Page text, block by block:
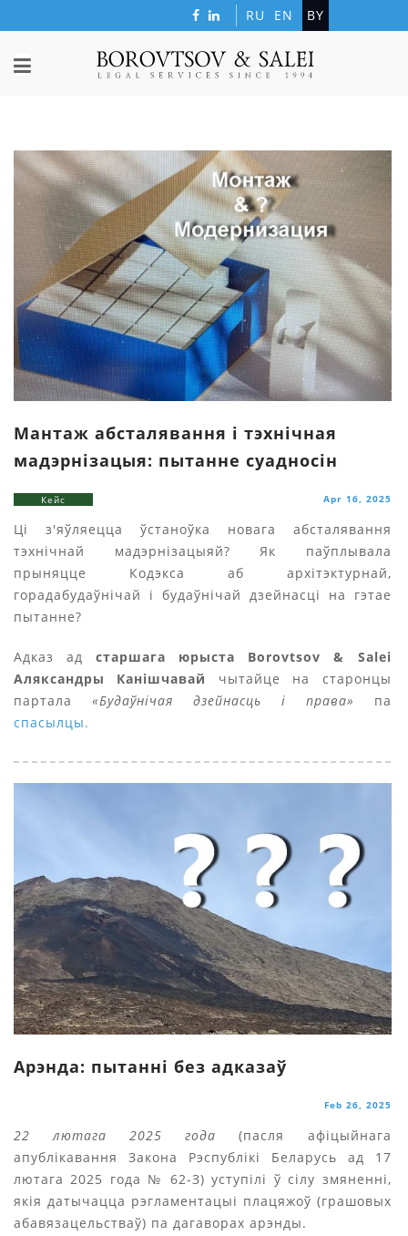
RU EN BY
Мантаж абсталявання і тэхнічная
мадэрнізацыя: пытанне суадносін
Кейс Apr 16, 2025
Ці з'яўляецца ўстаноўка новага абсталявання
тэхнічнай мадэрнізацыяй? Як паўплывала
прыняцце Кодэкса аб архітэктурнай,
горадабудаўнічай і будаўнічай дзейнасці на гэтае
пытанне?
Адказ адстаршага юрыста Borovtsov & Salei
Аляксандры Канішчавай
чытайце на старонцы
партала «Будаўнічая дзейнасць і права» па
спасылцы.
Арэнда: пытанні без адказаў
Feb 26, 2025
22 лютага 2025 года (пасля афіцыйнага
апублікавання Закона Рэспублікі Беларусь ад 17
лютага 2025 года № 62-З) уступілі ў сілу змяненні,
якія датычацца рэгламентацыі плацяжоў (грашовых
абавязацельстваў) па дагаворах арэнды.